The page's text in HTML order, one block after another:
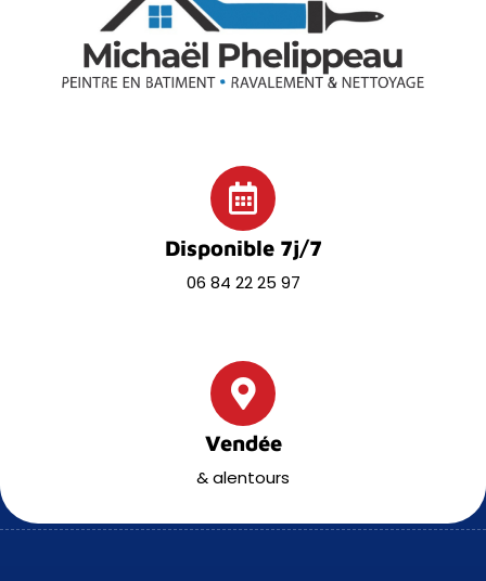
Disponible 7j/7
06 84 22 25 97
Vendée
& alentours